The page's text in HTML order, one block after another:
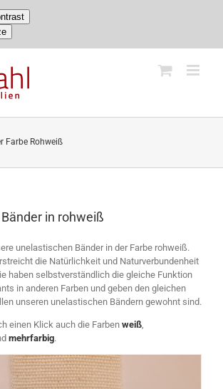
Farbe Rohweiß
in rohweiß
unelastischen Bänder in der Farbe rohweiß.
die Natürlichkeit und Naturverbundenheit
haben selbstverständlich die gleiche Funktion
in anderen Farben und geben den gleichen
unseren unelastischen Bändern gewohnt sind.
einen Klick auch die Farben weiß
mehrfarbig.